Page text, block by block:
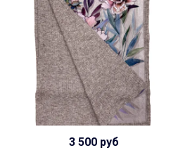
3 500 руб